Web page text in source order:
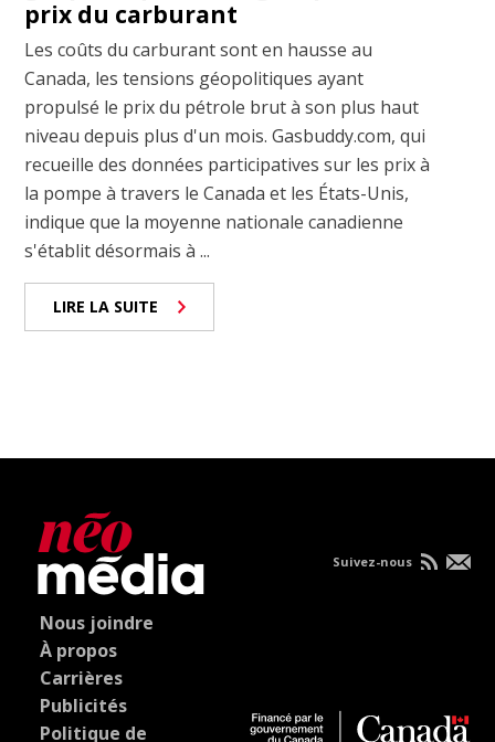
prix du carburant
Les coûts du carburant sont en hausse au
Canada, les tensions géopolitiques ayant
propulsé le prix du pétrole brut à son plus haut
niveau depuis plus d'un mois. Gasbuddy.com, qui
recueille des données participatives sur les prix à
la pompe à travers le Canada et les États-Unis,
indique que la moyenne nationale canadienne
s'établit désormais à ...
LIRE LA SUITE
Nous joindre
À propos
Carrières
Publicités
Politique de
Suivez-nous